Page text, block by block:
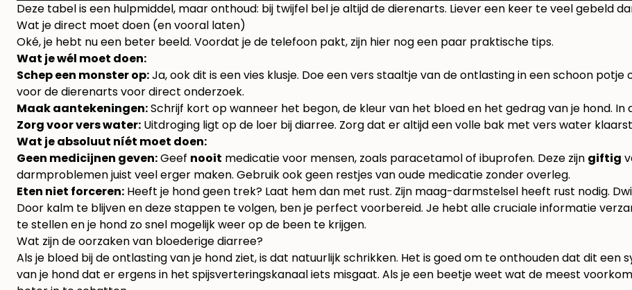
Deze tabel is een hulpmiddel, maar onthoud: bij twijfel bel je altijd de dierenarts. Liever een keer te veel gebeld
Wat je direct moet doen (en vooral laten)
Oké, je hebt nu een beter beeld. Voordat je de telefoon pakt, zijn hier nog een paar praktische tips.
Wat je wél moet doen:
Schep een monster op:Ja, ook dit is een vies klusje. Doe een vers staaltje van de ontlasting in een schoon
voor de dierenarts voor direct onderzoek.
Maak aantekeningen:Schrijf kort op wanneer het begon, de kleur van het bloed en het gedrag van je hond.
Zorg voor vers water: Uitdroging ligt op de loer bij diarree. Zorg dat er altijd een volle bak met vers water
Wat je absoluut níét moet doen:
Geen medicijnen geven:Geef nooit medicatie voor mensen, zoals paracetamol of ibuprofen. Deze zijn giftig
darmproblemen juist veel erger maken. Gebruik ook geen restjes van oude medicatie zonder overleg.
Eten niet forceren: Heeft je hond geen trek? Laat hem dan met rust. Zijn maag-darmstelsel heeft rust nodig.
Door kalm te blijven en deze stappen te volgen, ben je perfect voorbereid. Je hebt alle cruciale informatie
te stellen en je hond zo snel mogelijk weer op de been te krijgen.
Wat zijn de oorzaken van bloederige diarree?
Als je bloed bij de ontlasting van je hond ziet, is dat natuurlijk schrikken. Het is goed om te onthouden dat dit een
van je hond dat er ergens in het spijsverteringskanaal iets misgaat. Als je een beetje weet wat de meest